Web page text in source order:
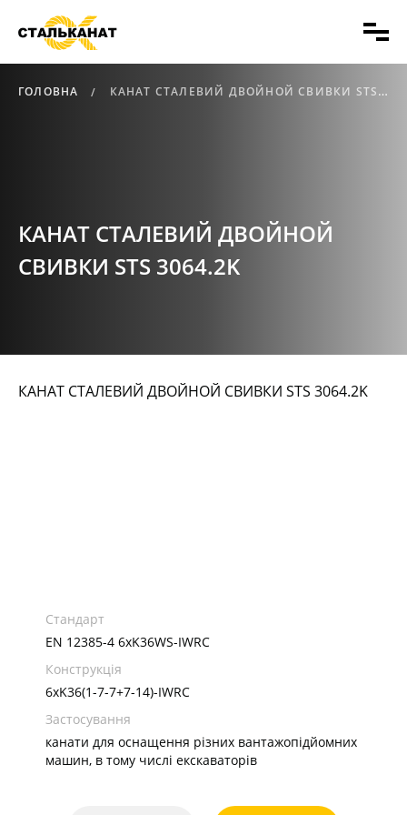
ГОЛОВНА КАНАТ СТАЛЕВИЙ ДВОЙНОЙ СВИВКИ STS 3064.2K
КАНАТ СТАЛЕВИЙ ДВОЙНОЙ
СВИВКИ STS 3064.2K
КАНАТ СТАЛЕВИЙ ДВОЙНОЙ СВИВКИ STS 3064.2K
Стандарт
EN 12385-4 6xK36WS-IWRC
Конструкція
6хK36(1-7-7+7-14)-IWRC
Застосування
канати для оснащення різних вантажопідйомних
машин, в тому числі екскаваторів